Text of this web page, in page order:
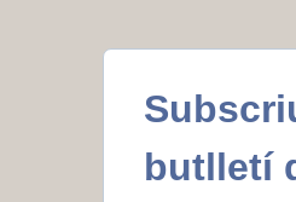
butlletí